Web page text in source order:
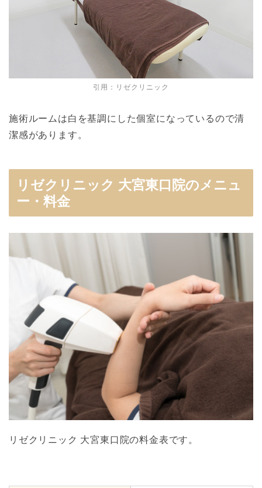
引用： リゼクリニック
施術ルームは白を基調にした個室になっているので清
潔感があります。
リゼクリニック 大宮東口院のメニュ
ー・料金
リゼクリニック 大宮東口院の料金表です。